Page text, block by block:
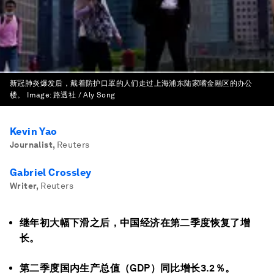
新冠肺炎爆发后，戴着防护口罩的人们走过上海浦东陆家嘴金融区的办公
楼。
Image:路透社 / Aly Song
Kevin Yao
Journalist, Reuters
Gabriel Crossley
Writer, Reuters
继年初大幅下滑之后，中国经济在第二季度恢复了增
长。
第二季度国内生产总值（GDP）同比增长3.2％。